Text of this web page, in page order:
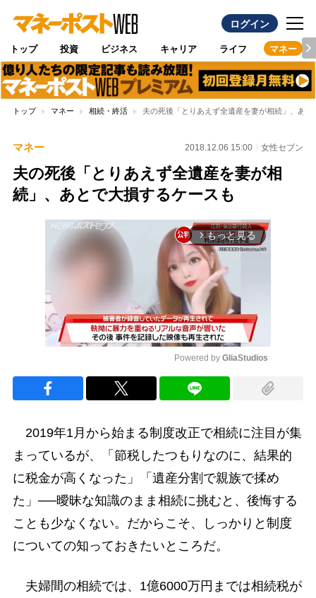
ログイン
トップ 投資 ビジネス キャリア ライフ マネー
トップ マネー 相続・終活 夫の死後「とりあえず全遺産を妻が相続」、あ
マネー 2018.12.06 15:00 女性セブン
夫の死後「とりあえず全遺産を妻が相
続」、あとで大損するケースも
arrow_forward_ios もっと見る
Powered by GliaStudios
2019年1月から始まる制度改正で相続に注目が集
まっているが、「節税したつもりなのに、結果的
に税金が高くなった」「遺産分割で親族で揉め
た」──曖昧な知識のまま相続に挑むと、後悔する
ことも少なくない。だからこそ、しっかりと制度
についての知っておきたいところだ。
夫婦間の相続では、1億6000万円までは相続税が